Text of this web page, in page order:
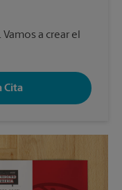
a crear el
Cita